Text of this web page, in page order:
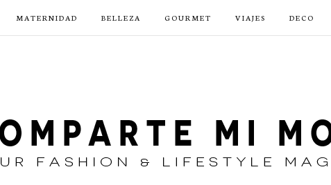
MATERNIDAD BELLEZA GOURMET VIAJES DECO